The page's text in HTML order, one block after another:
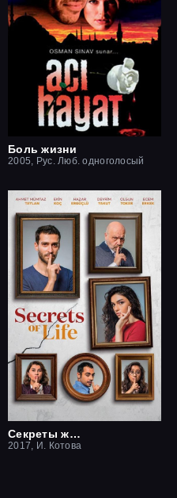
Боль жизни
2005, Рус. Люб. одноголосый
Секреты жизни
2017, И. Котова